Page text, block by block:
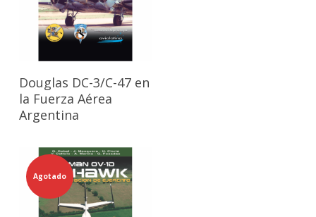
Leer Más
Douglas DC-3/C-47 en
la Fuerza Aérea
Argentina
Agotado